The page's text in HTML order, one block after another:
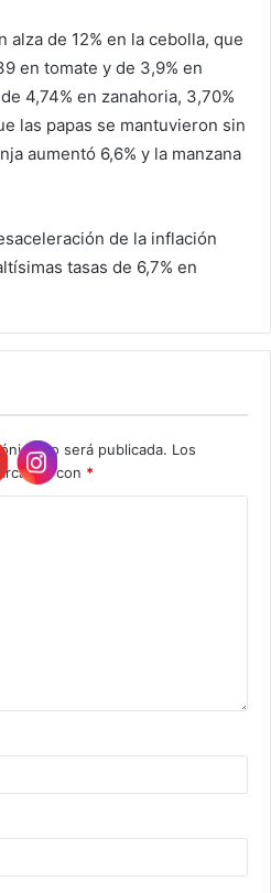
alza de 12% en la cebolla, que
en tomate y de 3,9% en
4,74% en zanahoria, 3,70%
las papas se mantuvieron sin
aumentó 6,6% y la manzana
de la inflación
tasas de 6,7% en
no será publicada. Los
con *